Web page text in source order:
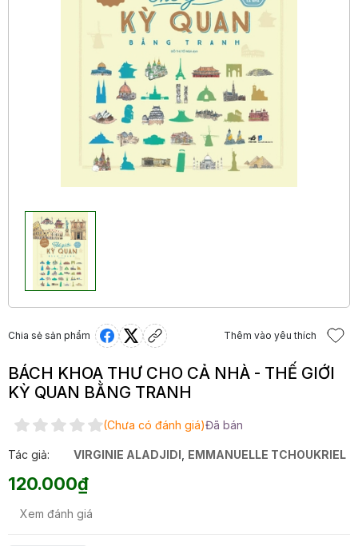
Chia sẻ sản phẩm Thêm vào yêu thích
BÁCH KHOA THƯ CHO CẢ NHÀ - THẾ GIỚI
KỲ QUAN BẰNG TRANH
(Chưa có đánh giá)Đã bán
Tác giả: VIRGINIE ALADJIDI EMMANUELLE TCHOUKRIEL
120.000₫
Xem đánh giá